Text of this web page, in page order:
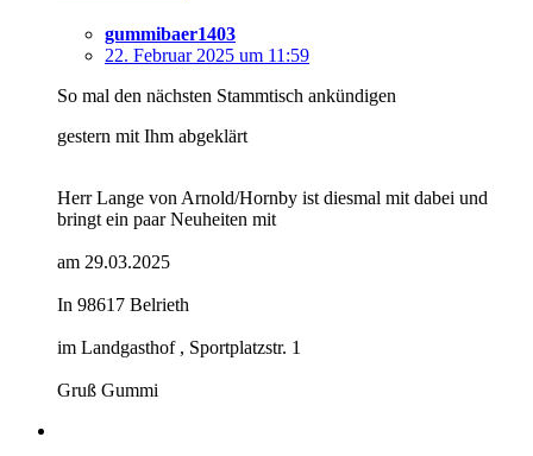
gummibaer1403
22. Februar 2025 um 11:59
So mal den nächsten Stammtisch ankündigen
gestern mit Ihm abgeklärt
Herr Lange von Arnold/Hornby ist diesmal mit dabei und
bringt ein paar Neuheiten mit
am 29.03.2025
In 98617 Belrieth
im Landgasthof , Sportplatzstr. 1
Gruß Gummi